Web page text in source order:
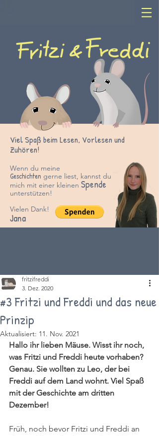
Viel Spaß beim Lesen, Vorlesen und
Zuhören!
Wenn du meine
Geschichten gerne liest, kannst du
mich mit einer kleinen Spende
unterstützen!
Vielen Dank!
Jana
#3 Fritzi und Freddi und das neue
Prinzip
fritzifreddi
3. Dez. 2020
Aktualisiert: 11. Nov. 2021
Hallo ihr lieben Mäuse. Wisst ihr noch,
was Fritzi und Freddi heute vorhaben?
Genau. Sie wollten zu Leo, der bei
Freddi auf dem Land wohnt. Viel Spaß
mit der Geschichte am dritten
Dezember!
Früh, noch bevor Fritzi und Freddi an